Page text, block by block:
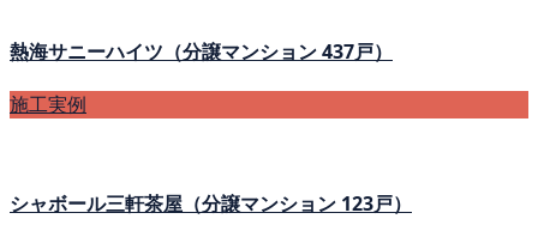
熱海サニーハイツ（分譲マンション 437戸）
施工実例
シャボール三軒茶屋（分譲マンション 123戸）